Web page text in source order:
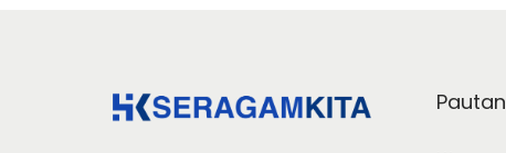
Pautan